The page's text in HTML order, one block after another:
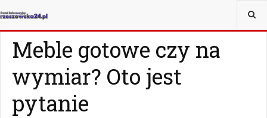
JESTEŚ TUTAJ:
Meble gotowe czy na
wymiar? Oto jest
pytanie